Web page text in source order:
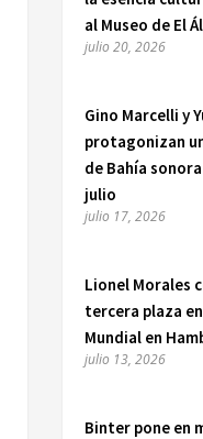
al Museo de El
julio 20, 2026
Gino Marcelli y
protagonizan
de Bahía
julio
julio 17, 2026
Lionel Morales
tercera plaza
Mundial en
julio 13, 2026
Binter pone en